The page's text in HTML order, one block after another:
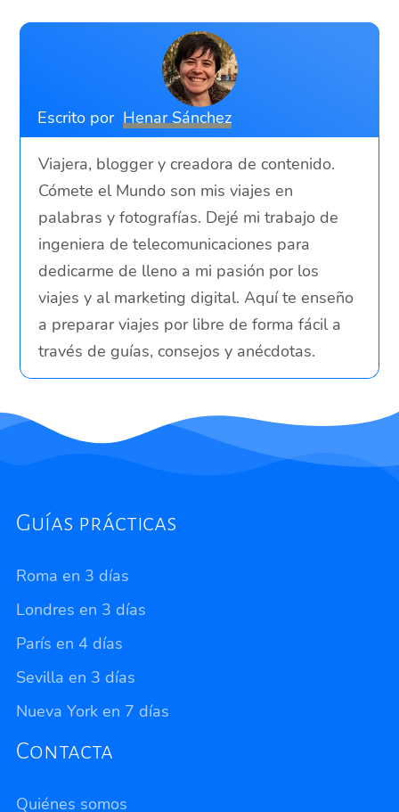
Escrito por Henar Sánchez
Viajera, blogger y creadora de contenido.
Cómete el Mundo son mis viajes en
palabras y fotografías. Dejé mi trabajo de
ingeniera de telecomunicaciones para
dedicarme de lleno a mi pasión por los
viajes y al marketing digital. Aquí te enseño
a preparar viajes por libre de forma fácil a
través de guías, consejos y anécdotas.
Guías prácticas
Roma en 3 días
Londres en 3 días
París en 4 días
Sevilla en 3 días
Nueva York en 7 días
Contacta
Quiénes somos